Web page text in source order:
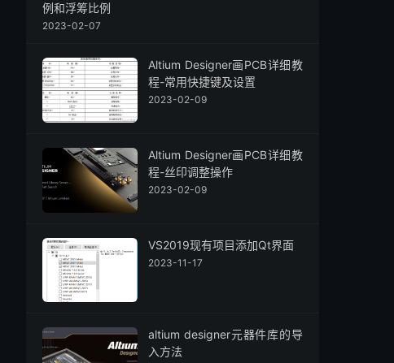
例和浮筹比例
2023-02-07
Altium Designer画PCB详细教
程-常用快捷键及设置
2023-02-09
Altium Designer画PCB详细教
程-丝印调整操作
2023-02-09
VS2019现有项目添加Qt界面
2023-11-17
altium designer元器件库的导
入方法